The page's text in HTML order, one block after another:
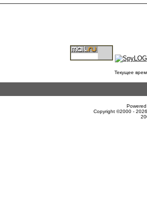
Текущее
Copyright ©2000 -